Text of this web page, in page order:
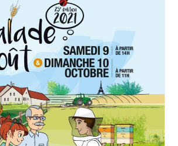
Sortie